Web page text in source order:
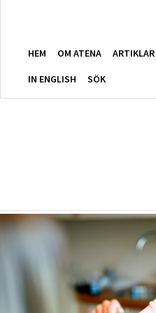
HEM OM ATENA ARTIKLAR
IN ENGLISH SÖK